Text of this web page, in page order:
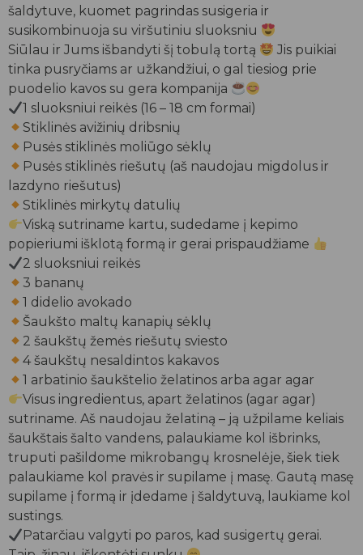
šaldytuve, kuomet pagrindas susigeria ir
susikombinuoja su viršutiniu sluoksniu
Siūlau ir Jums išbandyti šį tobulą tortą
Jis puikiai
tinka pusryčiams ar užkandžiui, o gal tiesiog prie
puodelio kavos su gera kompanija
1 sluoksniui reikės (16 – 18 cm formai)
Stiklinės avižinių dribsnių
Pusės stiklinės moliūgo sėklų
Pusės stiklinės riešutų (aš naudojau migdolus ir
lazdyno riešutus)
Stiklinės mirkytų datulių
Viską sutriname kartu, sudedame į kepimo
popieriumi išklotą formą ir gerai prispaudžiame
2 sluoksniui reikės
3 bananų
1 didelio avokado
Šaukšto maltų kanapių sėklų
2 šaukštų žemės riešutų sviesto
4 šaukštų nesaldintos kakavos
1 arbatinio šaukštelio želatinos arba agar agar
Visus ingredientus, apart želatinos (agar agar)
sutriname. Aš naudojau želatiną – ją užpilame keliais
šaukštais šalto vandens, palaukiame kol išbrinks,
truputi pašildome mikrobangų krosnelėje, šiek tiek
palaukiame kol pravės ir supilame į masę. Gautą masę
supilame į formą ir įdedame į šaldytuvą, laukiame kol
sustings.
Patarčiau valgyti po paros, kad susigertų gerai.